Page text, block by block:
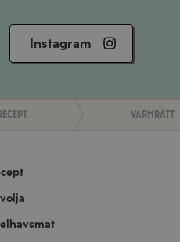
Instagram
Varmrätt